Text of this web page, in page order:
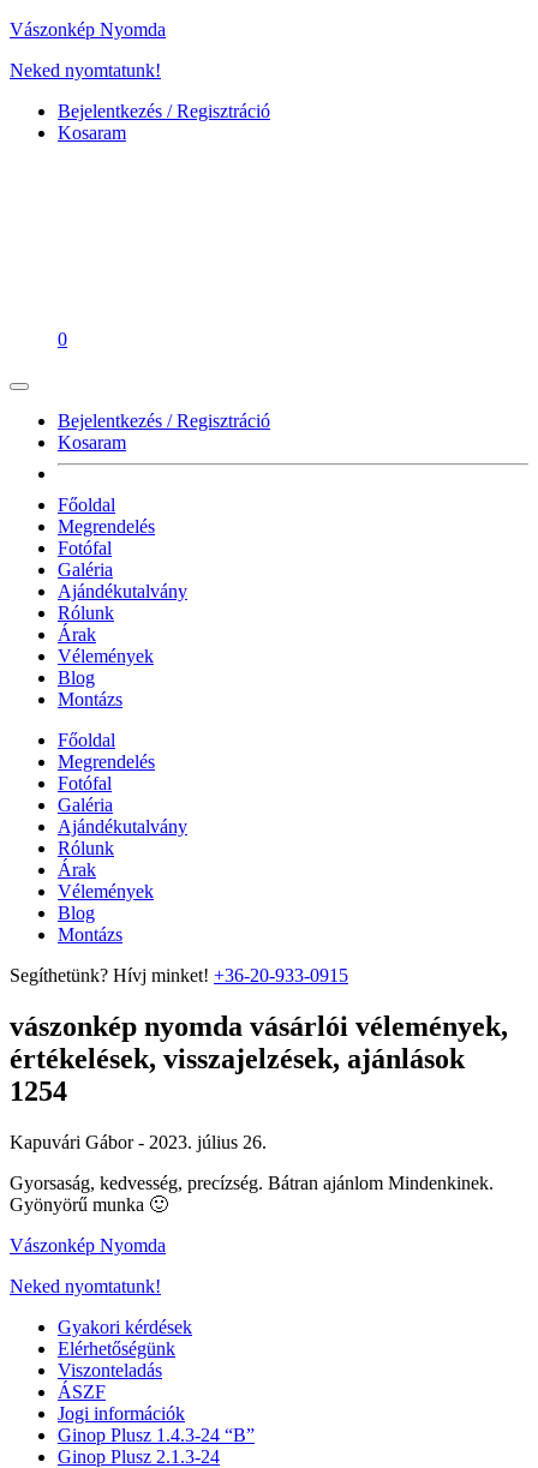
Vászonkép Nyomda
Neked nyomtatunk!
Bejelentkezés / Regisztráció
Kosaram
0
Bejelentkezés / Regisztráció
Kosaram
Főoldal
Megrendelés
Fotófal
Galéria
Ajándékutalvány
Rólunk
Árak
Vélemények
Blog
Montázs
Főoldal
Megrendelés
Fotófal
Galéria
Ajándékutalvány
Rólunk
Árak
Vélemények
Blog
Montázs
Segíthetünk? Hívj minket! +36-20-933-0915
vászonkép nyomda vásárlói vélemények,
értékelések, visszajelzések, ajánlások
1254
Kapuvári Gábor - 2023. július 26.
Gyorsaság, kedvesség, precízség. Bátran ajánlom Mindenkinek.
Gyönyörű munka 🙂
Vászonkép Nyomda
Neked nyomtatunk!
Gyakori kérdések
Elérhetőségünk
Viszonteladás
ÁSZF
Jogi információk
Ginop Plusz 1.4.3-24 “B”
Ginop Plusz 2.1.3-24